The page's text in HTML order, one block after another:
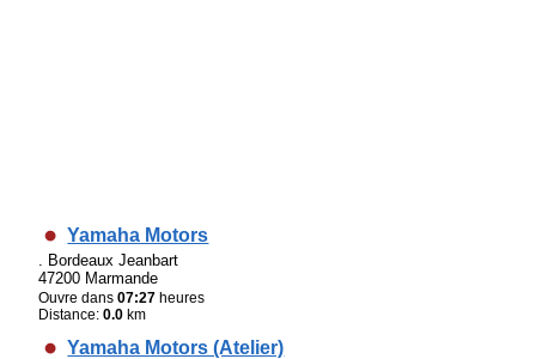
Yamaha Motors
. Bordeaux Jeanbart
47200 Marmande
Ouvre dans07:27 heures
Distance:0.0 km
Yamaha Motors (Atelier)